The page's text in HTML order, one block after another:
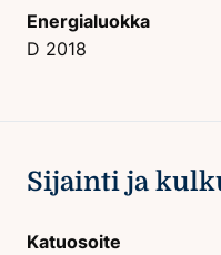
Energialuokka
D 2018
Sijainti ja
Katuosoite